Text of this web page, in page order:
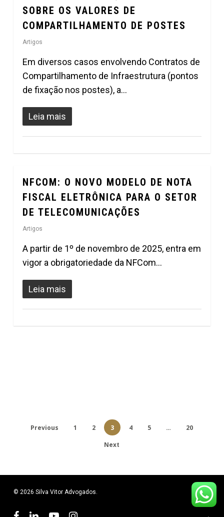
SOBRE OS VALORES DE
COMPARTILHAMENTO DE POSTES
Artigos
Em diversos casos envolvendo Contratos de
Compartilhamento de Infraestrutura (pontos
de fixação nos postes), a…
Leia mais
NFCOM: O NOVO MODELO DE NOTA
FISCAL ELETRÔNICA PARA O SETOR
DE TELECOMUNICAÇÕES
Artigos
A partir de 1º de novembro de 2025, entra em
vigor a obrigatoriedade da NFCom…
Leia mais
1
Previous 1 2 3 4 5 …
20
Next
© 2026 Silva Vitor Advogados.
facebooklinkedinyoutubeinstagram